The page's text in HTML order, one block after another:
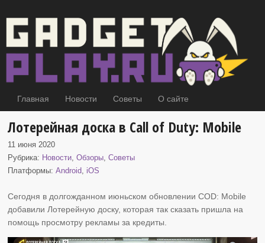
Главная Новости Советы О сайте
Лотерейная доска в Call of Duty: Mobile
11 июня 2020
Рубрика: Новости,Обзоры,Советы
Платформы:Android, iOS
Сегодня в долгожданном июньском обновлении COD: Mobile
добавили Лотерейную доску, которая так сказать пришла на
помощь просмотру рекламы за кредиты.